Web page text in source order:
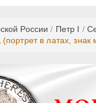
России / Пeтр I /
(портрет в латах,